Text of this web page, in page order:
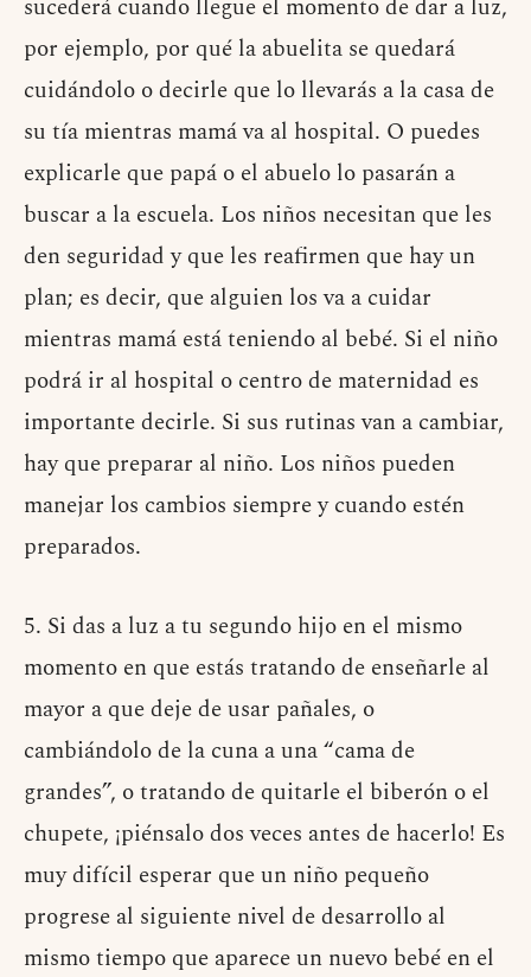
sucederá cuando llegue el momento de dar a luz,
por ejemplo, por qué la abuelita se quedará
cuidándolo o decirle que lo llevarás a la casa de
su tía mientras mamá va al hospital. O puedes
explicarle que papá o el abuelo lo pasarán a
buscar a la escuela. Los niños necesitan que les
den seguridad y que les reafirmen que hay un
plan; es decir, que alguien los va a cuidar
mientras mamá está teniendo al bebé. Si el niño
podrá ir al hospital o centro de maternidad es
importante decirle. Si sus rutinas van a cambiar,
hay que preparar al niño. Los niños pueden
manejar los cambios siempre y cuando estén
preparados.
5. Si das a luz a tu segundo hijo en el mismo
momento en que estás tratando de enseñarle al
mayor a que deje de usar pañales, o
cambiándolo de la cuna a una “cama de
grandes”, o tratando de quitarle el biberón o el
chupete, ¡piénsalo dos veces antes de hacerlo! Es
muy difícil esperar que un niño pequeño
progrese al siguiente nivel de desarrollo al
mismo tiempo que aparece un nuevo bebé en el